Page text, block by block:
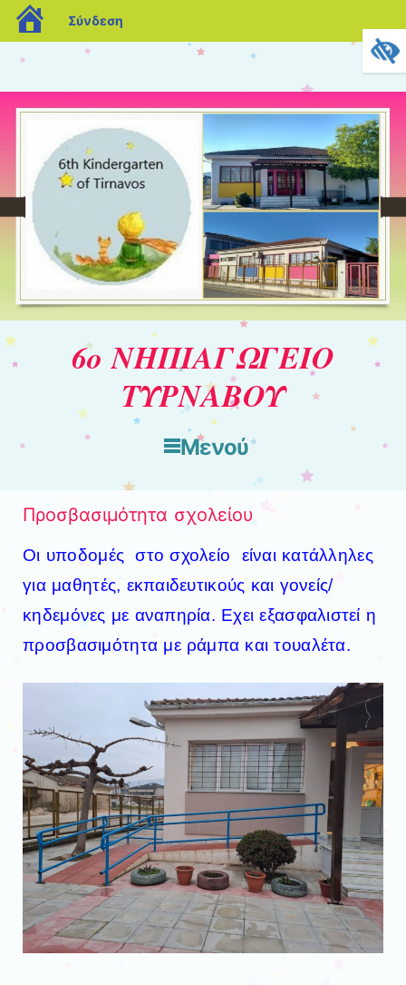
blogs.sch.gr
Σύνδεση
6ο ΝΗΠΙΑΓΩΓΕΙΟ
ΤΥΡΝΑΒΟΥ
Μενού
Μετάβαση στο περιεχόμενο
Προσβασιμότητα σχολείου
Οι υποδομές στο σχολείο είναι κατάλληλες
για μαθητές, εκπαιδευτικούς και γονείς/
κηδεμόνες με αναπηρία. Εχει εξασφαλιστεί η
προσβασιμότητα με ράμπα και τουαλέτα.